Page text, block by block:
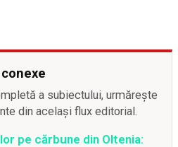
a subiectului, urmărește
din același flux editorial.
pe cărbune din Oltenia: